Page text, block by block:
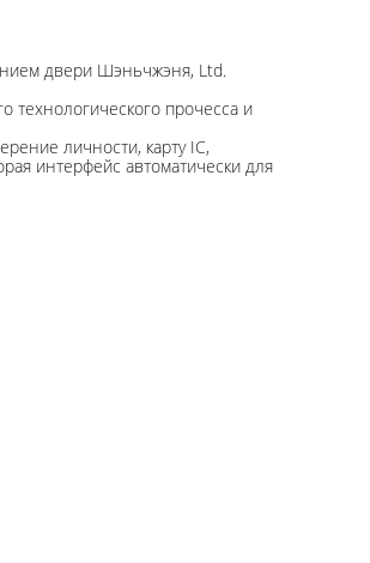
двери Шэньчжэня, Ltd.
технологического прочесса и
личности, карту IC,
интерфейс автоматически для